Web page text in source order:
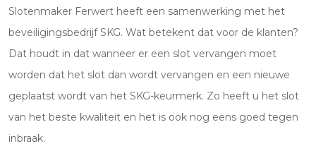
Slotenmaker Ferwert heeft een samenwerking met het
beveiligingsbedrijf SKG. Wat betekent dat voor de klanten?
Dat houdt in dat wanneer er een slot vervangen moet
worden dat het slot dan wordt vervangen en een nieuwe
geplaatst wordt van het SKG-keurmerk. Zo heeft u het slot
van het beste kwaliteit en het is ook nog eens goed tegen
inbraak.